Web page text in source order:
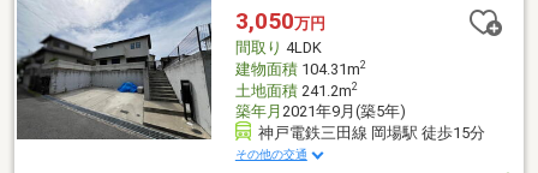
3,050万円
間取り 4LDK
建物面積104.31m2
土地面積241.2m2
築年月 2021年9月(築5年)
神戸電鉄三田線 岡場駅 徒歩15分
その他の交通